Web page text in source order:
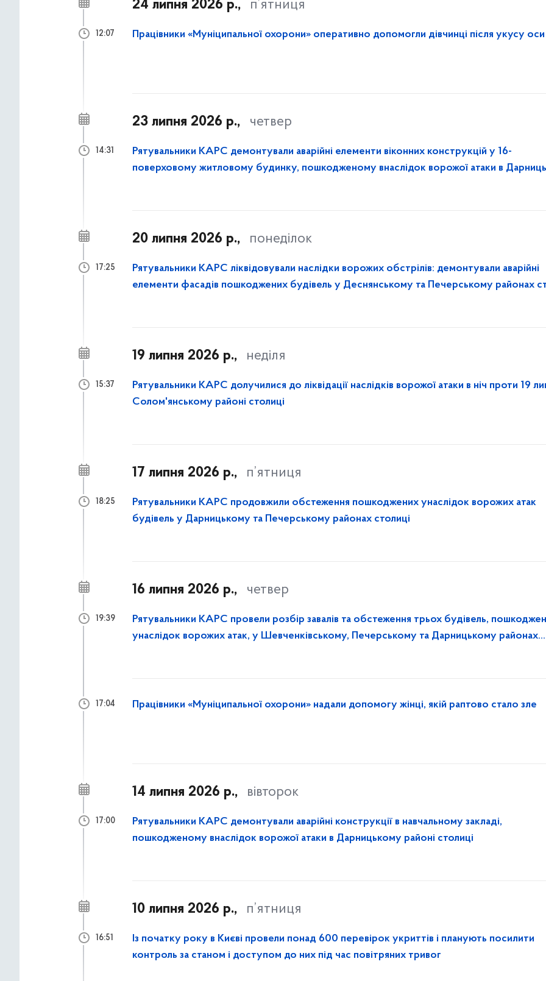
24 липня 2026 р., п’ятниця
Працівники «Муніципальної охорони» оперативно допомогли дівчинці після укусу оси
12:07
23 липня 2026 р., четвер
Рятувальники КАРС демонтували аварійні елементи віконних конструкцій у 16-
поверховому житловому будинку, пошкодженому внаслідок ворожої атаки в
14:31
20 липня 2026 р., понеділок
Рятувальники КАРС ліквідовували наслідки ворожих обстрілів: демонтували аварійні
елементи фасадів пошкоджених будівель у Деснянському та Печерському районах
17:25
19 липня 2026 р., неділя
Рятувальники КАРС долучилися до ліквідації наслідків ворожої атаки в ніч проти 19
Солом'янському районі столиці
15:37
17 липня 2026 р., п’ятниця
Рятувальники КАРС продовжили обстеження пошкоджених унаслідок ворожих атак
будівель у Дарницькому та Печерському районах столиці
18:25
16 липня 2026 р., четвер
Рятувальники КАРС провели розбір завалів та обстеження трьох будівель,
унаслідок ворожих атак, у Шевченківському, Печерському та Дарницькому районах
19:39
Працівники «Муніципальної охорони» надали допомогу жінці, якій раптово стало зле
17:04
14 липня 2026 р., вівторок
Рятувальники КАРС демонтували аварійні конструкції в навчальному закладі,
пошкодженому внаслідок ворожої атаки в Дарницькому районі столиці
17:00
10 липня 2026 р., п’ятниця
Із початку року в Києві провели понад 600 перевірок укриттів і планують посилити
контроль за станом і доступом до них під час повітряних тривог
16:51